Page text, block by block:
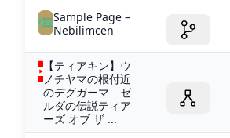
Sample Page –
Nebilimcen
【ティアキン】ウ
ノチヤマの根付近
のデグガーマ ゼ
ルダの伝説ティア
ーズ オブ ザ ...